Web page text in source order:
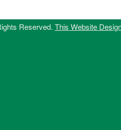
Reserved. This Website